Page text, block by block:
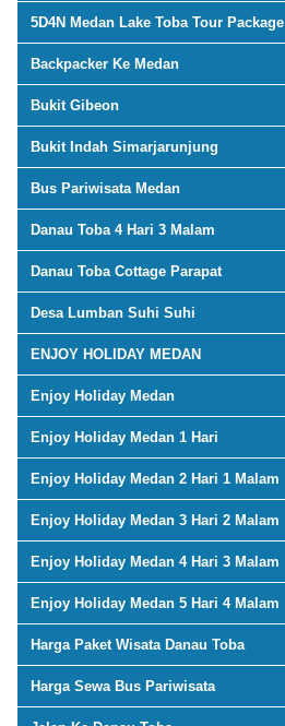
5D4N Medan Lake Toba Tour Package
Backpacker Ke Medan
Bukit Gibeon
Bukit Indah Simarjarunjung
Bus Pariwisata Medan
Danau Toba 4 Hari 3 Malam
Danau Toba Cottage Parapat
Desa Lumban Suhi Suhi
ENJOY HOLIDAY MEDAN
Enjoy Holiday Medan
Enjoy Holiday Medan 1 Hari
Enjoy Holiday Medan 2 Hari 1 Malam
Enjoy Holiday Medan 3 Hari 2 Malam
Enjoy Holiday Medan 4 Hari 3 Malam
Enjoy Holiday Medan 5 Hari 4 Malam
Harga Paket Wisata Danau Toba
Harga Sewa Bus Pariwisata